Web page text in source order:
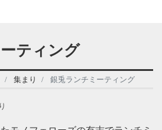
ティング
集まり 銀兎ランチミーティング